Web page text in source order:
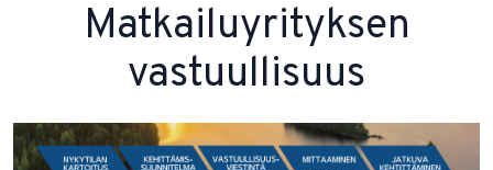
Matkailuyrityksen
vastuullisuus